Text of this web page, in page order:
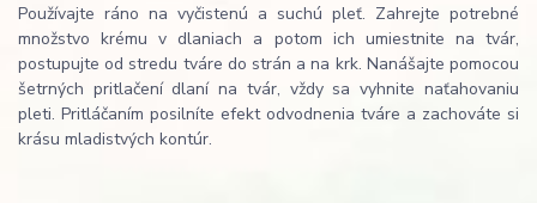
Používajte ráno na vyčistenú a suchú pleť. Zahrejte potrebné
množstvo krému v dlaniach a potom ich umiestnite na tvár,
postupujte od stredu tváre do strán a na krk. Nanášajte pomocou
šetrných pritlačení dlaní na tvár, vždy sa vyhnite naťahovaniu
pleti. Pritláčaním posilníte efekt odvodnenia tváre a zachováte si
krásu mladistvých kontúr.